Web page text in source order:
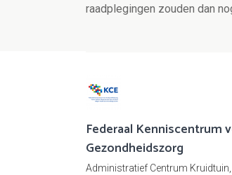
raadplegingen zouden dan
Federaal Kenniscentrum
Gezondheidszorg
Administratief Centrum